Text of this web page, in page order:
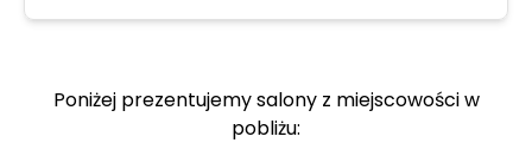
Poniżej prezentujemy salony z miejscowości w
pobliżu: